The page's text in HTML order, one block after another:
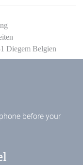
Diegem Belgien
before your